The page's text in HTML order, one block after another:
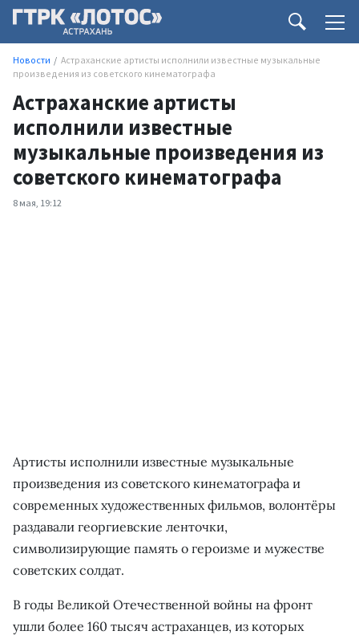
Новости
Астраханские артисты исполнили известные музыкальные
произведения из советского кинематографа
Астраханские артисты
исполнили известные
музыкальные произведения из
советского кинематографа
8 мая, 19:12
Артисты исполнили известные музыкальные
произведения из советского кинематографа и
современных художественных фильмов, волонтёры
раздавали георгиевские ленточки,
символизирующие память о героизме и мужестве
советских солдат.
В годы Великой Отечественной войны на фронт
ушли более 160 тысяч астраханцев, из которых